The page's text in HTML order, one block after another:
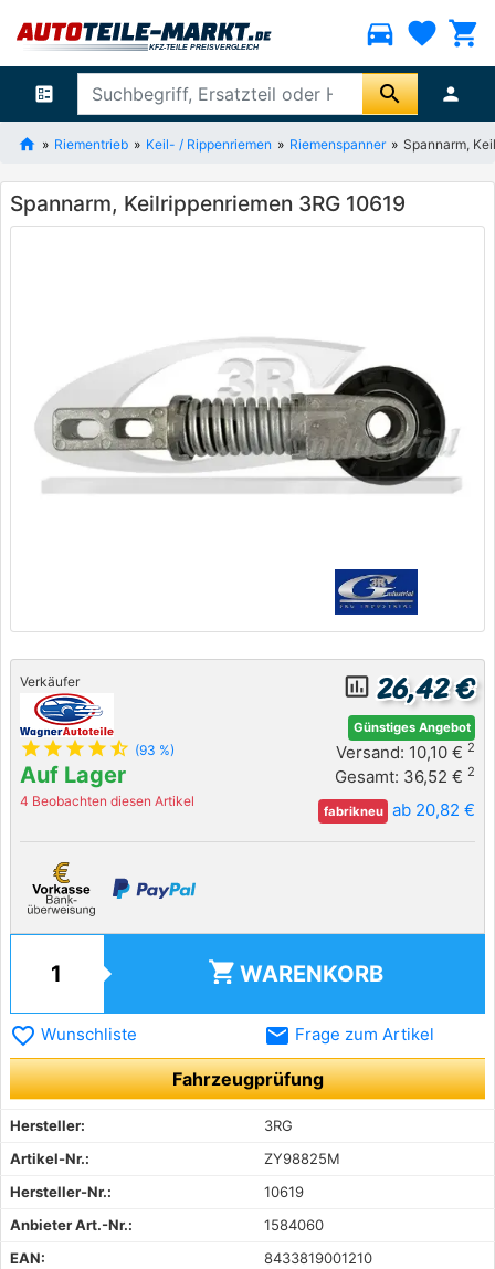
directions_car favorite shopping_cart
ballot search person
Riementrieb Keil- / Rippenriemen Riemenspanner Spannarm,
Spannarm, Keilrippenriemen 3RG 10619
Verkäufer
star star star star star_half (93 %)
Auf Lager
4 Beobachten diesen Artikel
insert_chart_outlined 26,42 €
Günstiges Angebot
Versand: 10,10 € 2
Gesamt: 36,52 € 2
fabrikneu ab 20,82 €
shopping_cart WARENKORB
favorite_border Wunschliste email Frage zum Artikel
Fahrzeugprüfung
Hersteller:
3RG
Artikel-Nr.:
ZY98825M
Hersteller-Nr.:
10619
Anbieter Art.-Nr.:
1584060
EAN:
8433819001210